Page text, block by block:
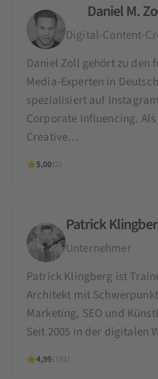
Daniel M.
Digital-Content-
Daniel Zoll gehört zu den
Media-Experten in
spezialisiert auf
Corporate Influencing.
Creative…
5,00(2)
Patrick
Unternehmer
Patrick Klingberg ist
Architekt mit
Marketing, SEO und
Seit 2005 in der digitalen
4,99(181)